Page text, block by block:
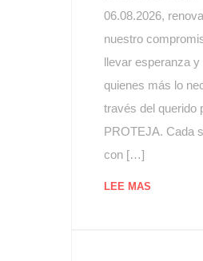
06.08.2026,
nuestro
llevar esperanza y
quienes más lo
través del querido
PROTEJA. Cada
con […]
LEE MAS